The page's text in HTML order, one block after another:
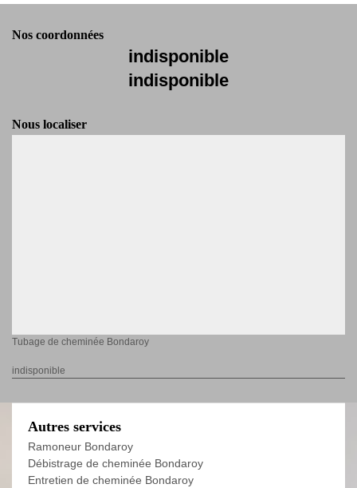
Nos coordonnées
indisponible
indisponible
Nous localiser
Tubage de cheminée Bondaroy
indisponible
Autres services
Ramoneur Bondaroy
Débistrage de cheminée Bondaroy
Entretien de cheminée Bondaroy